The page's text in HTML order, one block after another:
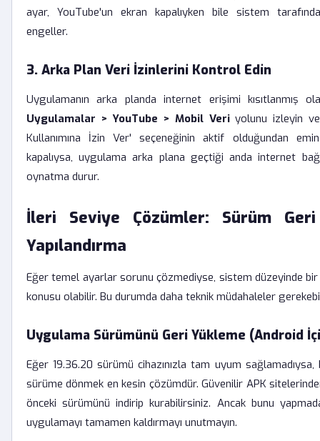
ayar, YouTube'un ekran kapalıyken bile sistem
engeller.
3. Arka Plan Veri İzinlerini Kontrol Edin
Uygulamanın arka planda internet erişimi kısıtlanmış
Uygulamalar > YouTube > Mobil Veriyolunu izleyin
Kullanımına İzin Ver' seçeneğinin aktif olduğundan
kapalıysa, uygulama arka plana geçtiği anda internet
oynatma durur.
İleri Seviye Çözümler: Sürüm
Yapılandırma
Eğer temel ayarlar sorunu çözmediyse, sistem düzeyinde
konusu olabilir. Bu durumda daha teknik müdahaleler
Uygulama Sürümünü Geri Yükleme (Android
Eğer 19.36.20 sürümü cihazınızla tam uyum sağlamadıysa,
sürüme dönmek en kesin çözümdür. Güvenilir APK
önceki sürümünü indirip kurabilirsiniz. Ancak bunu
uygulamayı tamamen kaldırmayı unutmayın.